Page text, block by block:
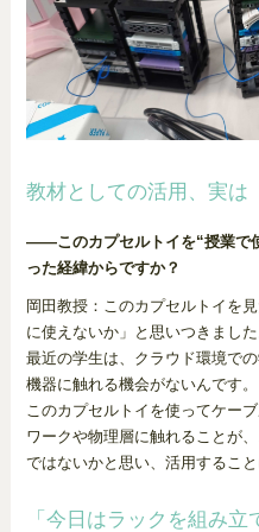
教材としての活用、実は
――このカプセルトイを“授業で
った経緯からですか？
岡田教授：このカプセルトイを
に使えないか」と思いつきました
最近の学生は、クラウド環境で
機器に触れる機会がないんです。
このカプセルトイを使ってケー
ワークや物理層に触れることが
ではないかと思い、活用すること
「今日はラックを組み